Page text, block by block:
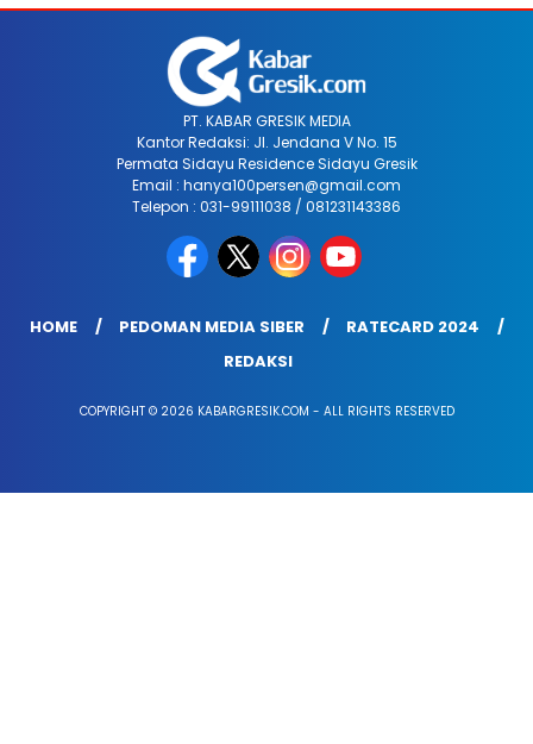
PT. KABAR GRESIK MEDIA
Kantor Redaksi: Jl. Jendana V No. 15
Permata Sidayu Residence Sidayu Gresik
Email : hanya100persen@gmail.com
Telepon : 031-99111038 / 081231143386
HOME PEDOMAN MEDIA SIBER
RATECARD 2024
REDAKSI
COPYRIGHT © 2026 KABARGRESIK.COM - ALL RIGHTS RESERVED